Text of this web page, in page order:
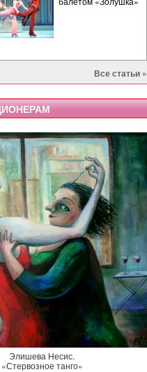
Все статьи »
Элишева Несис.
«Стервозное танго»